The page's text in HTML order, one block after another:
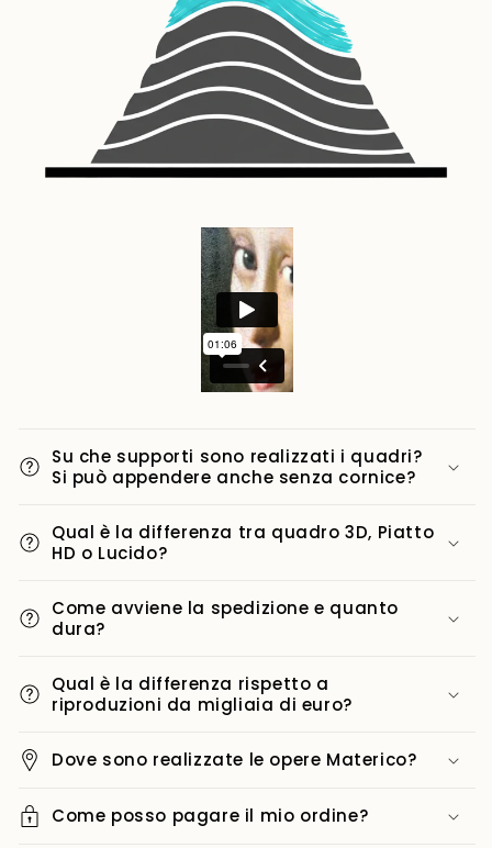
Su che supporti sono realizzati i quadri?
Si può appendere anche senza cornice?
Qual è la differenza tra quadro 3D, Piatto
HD o Lucido?
Come avviene la spedizione e quanto
dura?
Qual è la differenza rispetto a
riproduzioni da migliaia di euro?
Dove sono realizzate le opere Materico?
Come posso pagare il mio ordine?